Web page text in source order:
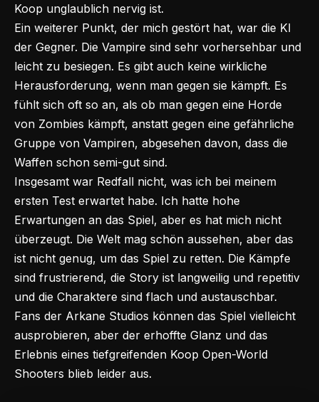
Koop unglaublich nervig ist.
Ein weiterer Punkt, der mich gestört hat, war die KI
der Gegner. Die Vampire sind sehr vorhersehbar und
leicht zu besiegen. Es gibt auch keine wirkliche
Herausforderung, wenn man gegen sie kämpft. Es
fühlt sich oft so an, als ob man gegen eine Horde
von Zombies kämpft, anstatt gegen eine gefährliche
Gruppe von Vampiren, abgesehen davon, dass die
Waffen schon semi-gut sind.
Insgesamt war Redfall nicht, was ich bei meinem
ersten Test erwartet habe. Ich hatte hohe
Erwartungen an das Spiel, aber es hat mich nicht
überzeugt. Die Welt mag schön aussehen, aber das
ist nicht genug, um das Spiel zu retten. Die Kämpfe
sind frustrierend, die Story ist langweilig und repetitiv
und die Charaktere sind flach und austauschbar.
Fans der Arkane Studios können das Spiel vielleicht
ausprobieren, aber der erhoffte Glanz und das
Erlebnis eines tiefgreifenden Koop Open-World
Shooters blieb leider aus.